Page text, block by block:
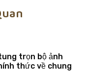
trọn bộ ảnh
thức về chung